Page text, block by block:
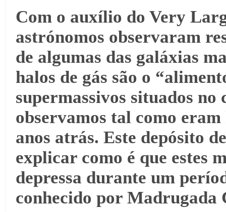
Com o auxílio do Very
astrónomos observaram
de algumas das galáxias
halos de gás são o
supermassivos situados no
observamos tal como
anos atrás. Este depósito
explicar como é que estes
depressa durante um
conhecido por Madrugada